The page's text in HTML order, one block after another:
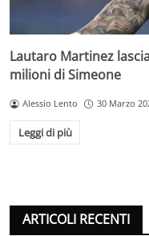
Lautaro Martinez
milioni di Simeone
Alessio Lento 30 Marzo
Leggi di più
ARTICOLI RECENTI